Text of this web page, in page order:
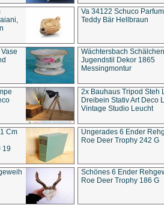
Va 34122 Schuco
Teddy Bär Hellbraun
Wächtersbach Schälchen
Jugendstil Dekor 1865
Messingmontur
2x Bauhaus Tripod Steh
Dreibein Stativ Art Deco
Vintage Studio Leucht
Cm
19
Ungerades 6 Ender
Roe Deer Trophy 242 G
Schönes 6 Ender
Roe Deer Trophy 186 G